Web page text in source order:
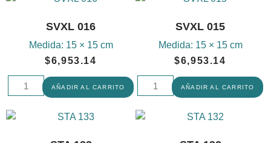
SVXL 016
Medida: 15 × 15 cm
$6,953.14
AÑADIR AL CARRITO
SVXL 015
Medida: 15 × 15 cm
$6,953.14
AÑADIR AL CARRITO